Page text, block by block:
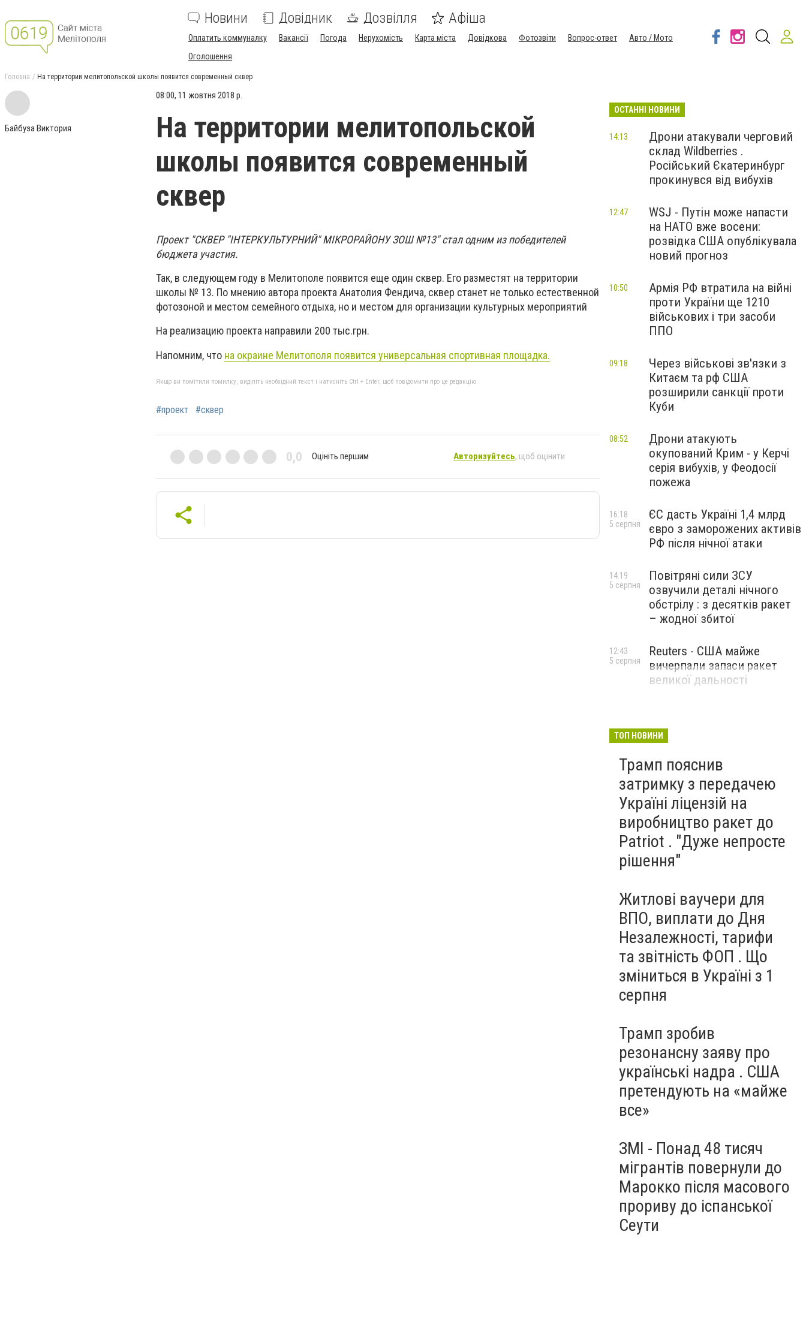
Новини Довідник Дозвілля Афіша
Оплатить коммуналку Вакансії Погода Нерухомість Карта міста Довідкова Фотозвіти Вопрос-ответ
Авто / Мото
Оголошення
Головна На территории мелитопольской школы появится современный сквер
Байбуза Виктория
08:00, 11 жовтня 2018 р.
На территории мелитопольской
школы появится современный
сквер
Проект "СКВЕР "ІНТЕРКУЛЬТУРНИЙ" МІКРОРАЙОНУ ЗОШ №13" стал одним из победителей
бюджета участия.
Так, в следующем году в Мелитополе появится еще один сквер. Его разместят на территории
школы № 13. По мнению автора проекта Анатолия Фендича, сквер станет не только естественной
фотозоной и местом семейного отдыха, но и местом для организации культурных мероприятий
На реализацию проекта направили 200 тыс.грн.
Напомним, что на окраине Мелитополя появится универсальная спортивная площадка.
Якщо ви помітили помилку, виділіть необхідний текст і натисніть Ctrl + Enter, щоб повідомити про це редакцію
#проект #сквер
0,0 Оцініть першим Авторизуйтесь, щоб оцінити
ОСТАННІ НОВИНИ
Дрони атакували черговий
склад Wildberries .
Російський Єкатеринбург
прокинувся від вибухів
14:13
WSJ - Путін може напасти
на НАТО вже восени:
розвідка США опублікувала
новий прогноз
12:47
Армія РФ втратила на війні
проти України ще 1210
військових і три засоби
ППО
10:50
Через військові зв'язки з
Китаєм та рф США
розширили санкції проти
Куби
09:18
Дрони атакують
окупований Крим - у Керчі
серія вибухів, у Феодосії
пожежа
08:52
ЄС дасть Україні 1,4 млрд
євро з заморожених активів
РФ після нічної атаки
16:18
5 серпня
Повітряні сили ЗСУ
озвучили деталі нічного
обстрілу : з десятків ракет
– жодної збитої
14:19
5 серпня
Reuters - США майже
вичерпали запаси ракет
великої дальності
12:43
5 серпня
ТОП НОВИНИ
Трамп пояснив
затримку з передачею
Україні ліцензій на
виробництво ракет до
Patriot . "Дуже непросте
рішення"
Житлові ваучери для
ВПО, виплати до Дня
Незалежності, тарифи
та звітність ФОП . Що
зміниться в Україні з 1
серпня
Трамп зробив
резонансну заяву про
українські надра . США
претендують на «майже
все»
ЗМІ - Понад 48 тисяч
мігрантів повернули до
Марокко після масового
прориву до іспанської
Сеути